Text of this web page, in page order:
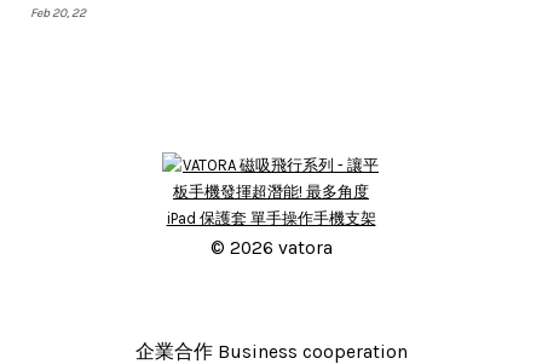
Feb 20, 22
© 2026 vatora
企業合作 Business cooperation